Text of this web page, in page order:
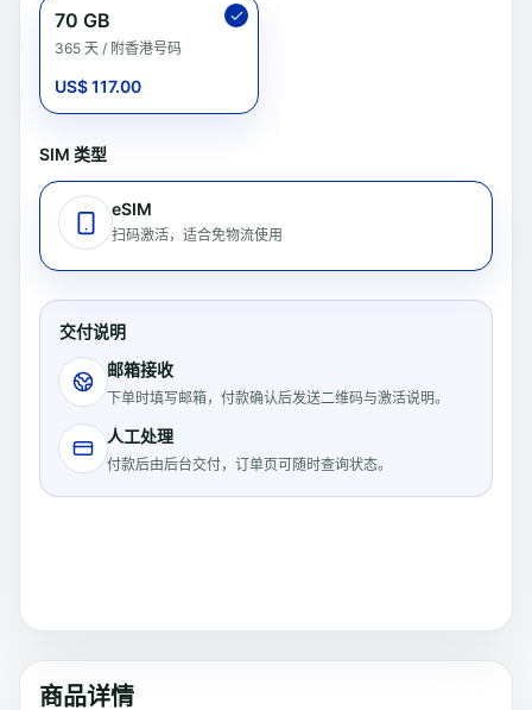
70 GB
365 天 / 附香港号码
US$ 117.00
SIM 类型
eSIM
扫码激活，适合免物流使用
交付说明
邮箱接收
下单时填写邮箱，付款确认后发送二维码与激活说明。
人工处理
付款后由后台交付，订单页可随时查询状态。
商品详情